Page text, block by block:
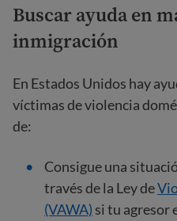
Buscar ayuda en
inmigración
En Estados Unidos hay
víctimas de violencia
de:
Consigue una
través de la Ley de
(VAWA) si tu agresor